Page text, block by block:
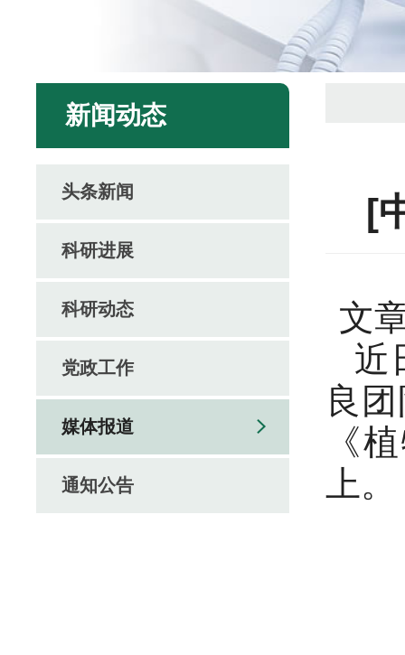
新闻动态
头条新闻
科研进展
科研动态
党政工作
媒体报道
通知公告
[
文
近
良
《
上。